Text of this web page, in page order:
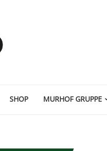
SHOP MURHOF GRUPPE